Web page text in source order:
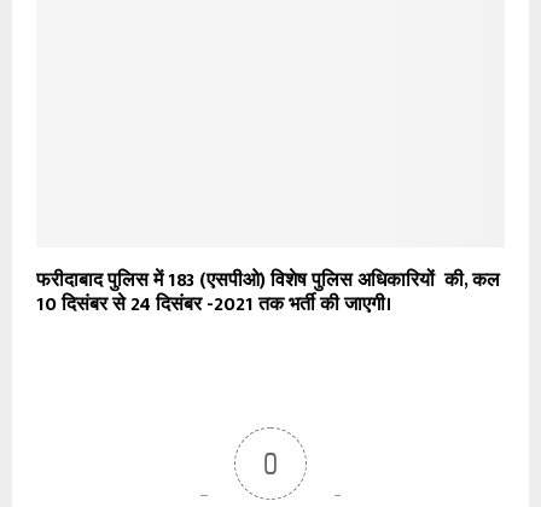
फरीदाबाद पुलिस में 183 (एसपीओ) विशेष पुलिस अधिकारियों की, कल
10 दिसंबर से 24 दिसंबर -2021 तक भर्ती की जाएगी।
0